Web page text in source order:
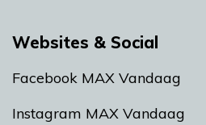
Websites & Social
Facebook MAX Vandaag
Instagram MAX Vandaag